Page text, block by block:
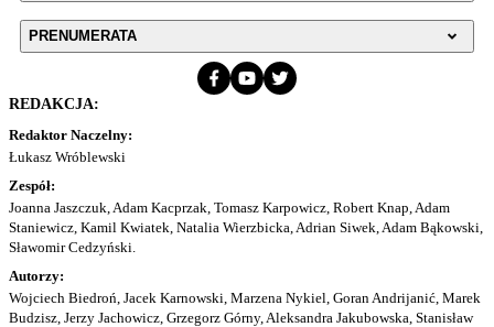
PRENUMERATA
REDAKCJA:
Redaktor Naczelny:
Łukasz Wróblewski
Zespół:
Joanna Jaszczuk, Adam Kacprzak, Tomasz Karpowicz, Robert Knap, Adam
Staniewicz, Kamil Kwiatek, Natalia Wierzbicka, Adrian Siwek, Adam Bąkowski,
Sławomir Cedzyński.
Autorzy:
Wojciech Biedroń, Jacek Karnowski, Marzena Nykiel, Goran Andrijanić, Marek
Budzisz, Jerzy Jachowicz, Grzegorz Górny, Aleksandra Jakubowska, Stanisław